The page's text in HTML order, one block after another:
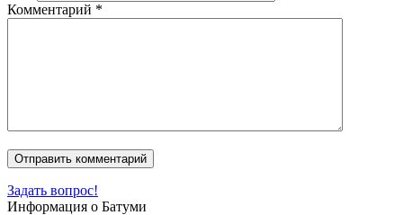
Комментарий *
Задать вопрос!
Информация о Батуми